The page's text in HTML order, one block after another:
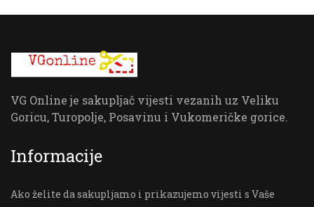
VG Online je sakupljač vijesti vezanih uz Veliku
Goricu, Turopolje, Posavinu i Vukomeričke gorice.
Informacije
Ako želite da sakupljamo i prikazujemo vijesti s Vaše